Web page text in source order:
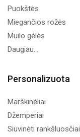
Puokštės
Miegančios rožės
Muilo gėlės
Daugiau...
Personalizuota
Marškinėliai
Džemperiai
Siuvinėti rankšluosčiai